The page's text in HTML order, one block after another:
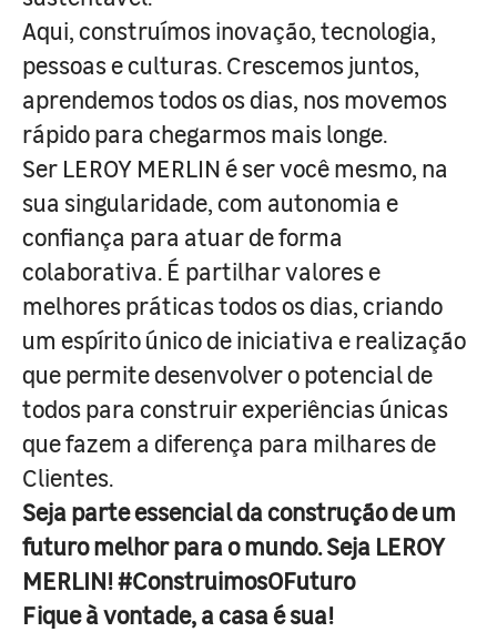
Aqui, construímos inovação, tecnologia,
pessoas e culturas. Crescemos juntos,
aprendemos todos os dias, nos movemos
rápido para chegarmos mais longe.
Ser LEROY MERLIN é ser você mesmo, na
sua singularidade, com autonomia e
confiança para atuar de forma
colaborativa. É partilhar valores e
melhores práticas todos os dias, criando
um espírito único de iniciativa e realização
que permite desenvolver o potencial de
todos para construir experiências únicas
que fazem a diferença para milhares de
Clientes.
Seja parte essencial da construção de um
futuro melhor para o mundo. Seja LEROY
MERLIN! #ConstruimosOFuturo
Fique à vontade, a casa é sua!